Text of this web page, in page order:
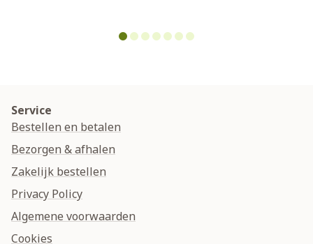
Service
Bestellen en betalen
Bezorgen & afhalen
Zakelijk bestellen
Privacy Policy
Algemene voorwaarden
Cookies